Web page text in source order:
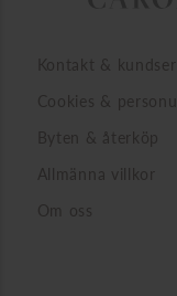
Kontakt &
Cookies &
Byten & återköp
Allmänna villkor
Om oss